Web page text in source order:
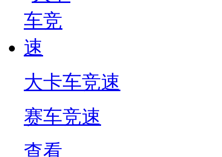
大卡车竞速
赛车竞速
查看